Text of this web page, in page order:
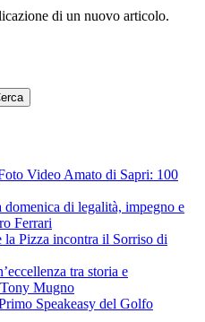
di un nuovo articolo.
Video Amato di Sapri: 100
di legalità, impegno e
Ferrari
Pizza incontra il Sorriso di
tra storia e
Mugno
Speakeasy del Golfo